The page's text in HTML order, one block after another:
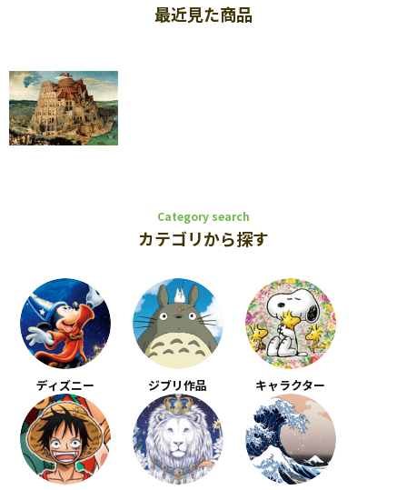
最近見た商品
Category search
カテゴリから探す
ディズニー ジブリ作品 キャラクター